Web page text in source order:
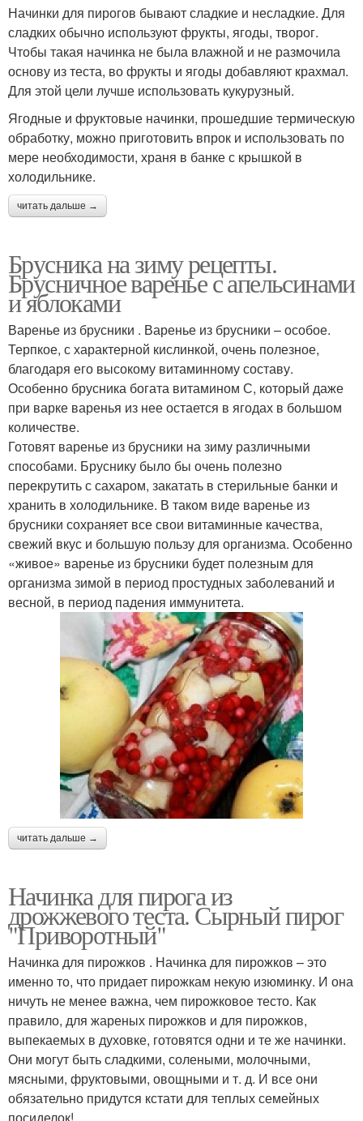
Начинки для пирогов бывают сладкие и несладкие. Для
сладких обычно используют фрукты, ягоды, творог.
Чтобы такая начинка не была влажной и не размочила
основу из теста, во фрукты и ягоды добавляют крахмал.
Для этой цели лучше использовать кукурузный.
Ягодные и фруктовые начинки, прошедшие термическую
обработку, можно приготовить впрок и использовать по
мере необходимости, храня в банке с крышкой в
холодильнике.
читать дальше →
Брусника на зиму рецепты.
Брусничное варенье с апельсинами
и яблоками
Варенье из брусники . Варенье из брусники – особое.
Терпкое, с характерной кислинкой, очень полезное,
благодаря его высокому витаминному составу.
Особенно брусника богата витамином С, который даже
при варке варенья из нее остается в ягодах в большом
количестве.
Готовят варенье из брусники на зиму различными
способами. Бруснику было бы очень полезно
перекрутить с сахаром, закатать в стерильные банки и
хранить в холодильнике. В таком виде варенье из
брусники сохраняет все свои витаминные качества,
свежий вкус и большую пользу для организма. Особенно
«живое» варенье из брусники будет полезным для
организма зимой в период простудных заболеваний и
весной, в период падения иммунитета.
читать дальше →
Начинка для пирога из
дрожжевого теста. Сырный пирог
"Приворотный"
Начинка для пирожков . Начинка для пирожков – это
именно то, что придает пирожкам некую изюминку. И она
ничуть не менее важна, чем пирожковое тесто. Как
правило, для жареных пирожков и для пирожков,
выпекаемых в духовке, готовятся одни и те же начинки.
Они могут быть сладкими, солеными, молочными,
мясными, фруктовыми, овощными и т. д. И все они
обязательно придутся кстати для теплых семейных
посиделок!